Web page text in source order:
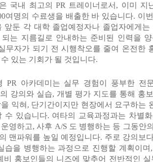
국내 최고의 PR 트레이너로서, 이미 지
여명의 수료생을 배출한 바 있습니다. 이
앞둔 각 대학 졸업예정자나 졸업자에게
되는 지름길로 안내하는 준비된 인력을
무자가 되기 전 시행착오를 줄여 온전한
있는 기회가 될 것입니다.
PR 아카데미는 실무 경험이 풍부한 전
강의와 실습, 개별 평가 지도를 통해 홍
익혀, 단기간이지만 현장에서 요구하는
수 있습니다. 여타의 교육과정과는 차별
영하고, 사후 A/S 도 병행하는 등 그동안
맨파워를 높일 예정입니다. 주로 강의보
습을 병행하는 과정으로 진행할 계획이
비 홍보인들의 니즈에 맞추어 전반적인